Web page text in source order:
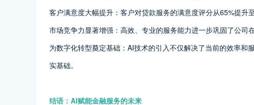
客户满意度大幅提升：客户对贷款服务的满意度评分从65%提升
市场竞争力显著增强：高效、专业的服务能力进一步巩固了公司
为数字化转型奠定基础：AI技术的引入不仅解决了当前的效率和
实基础。
结语：AI赋能金融服务的未来